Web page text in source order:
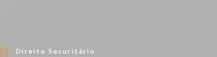
Direito Securitário